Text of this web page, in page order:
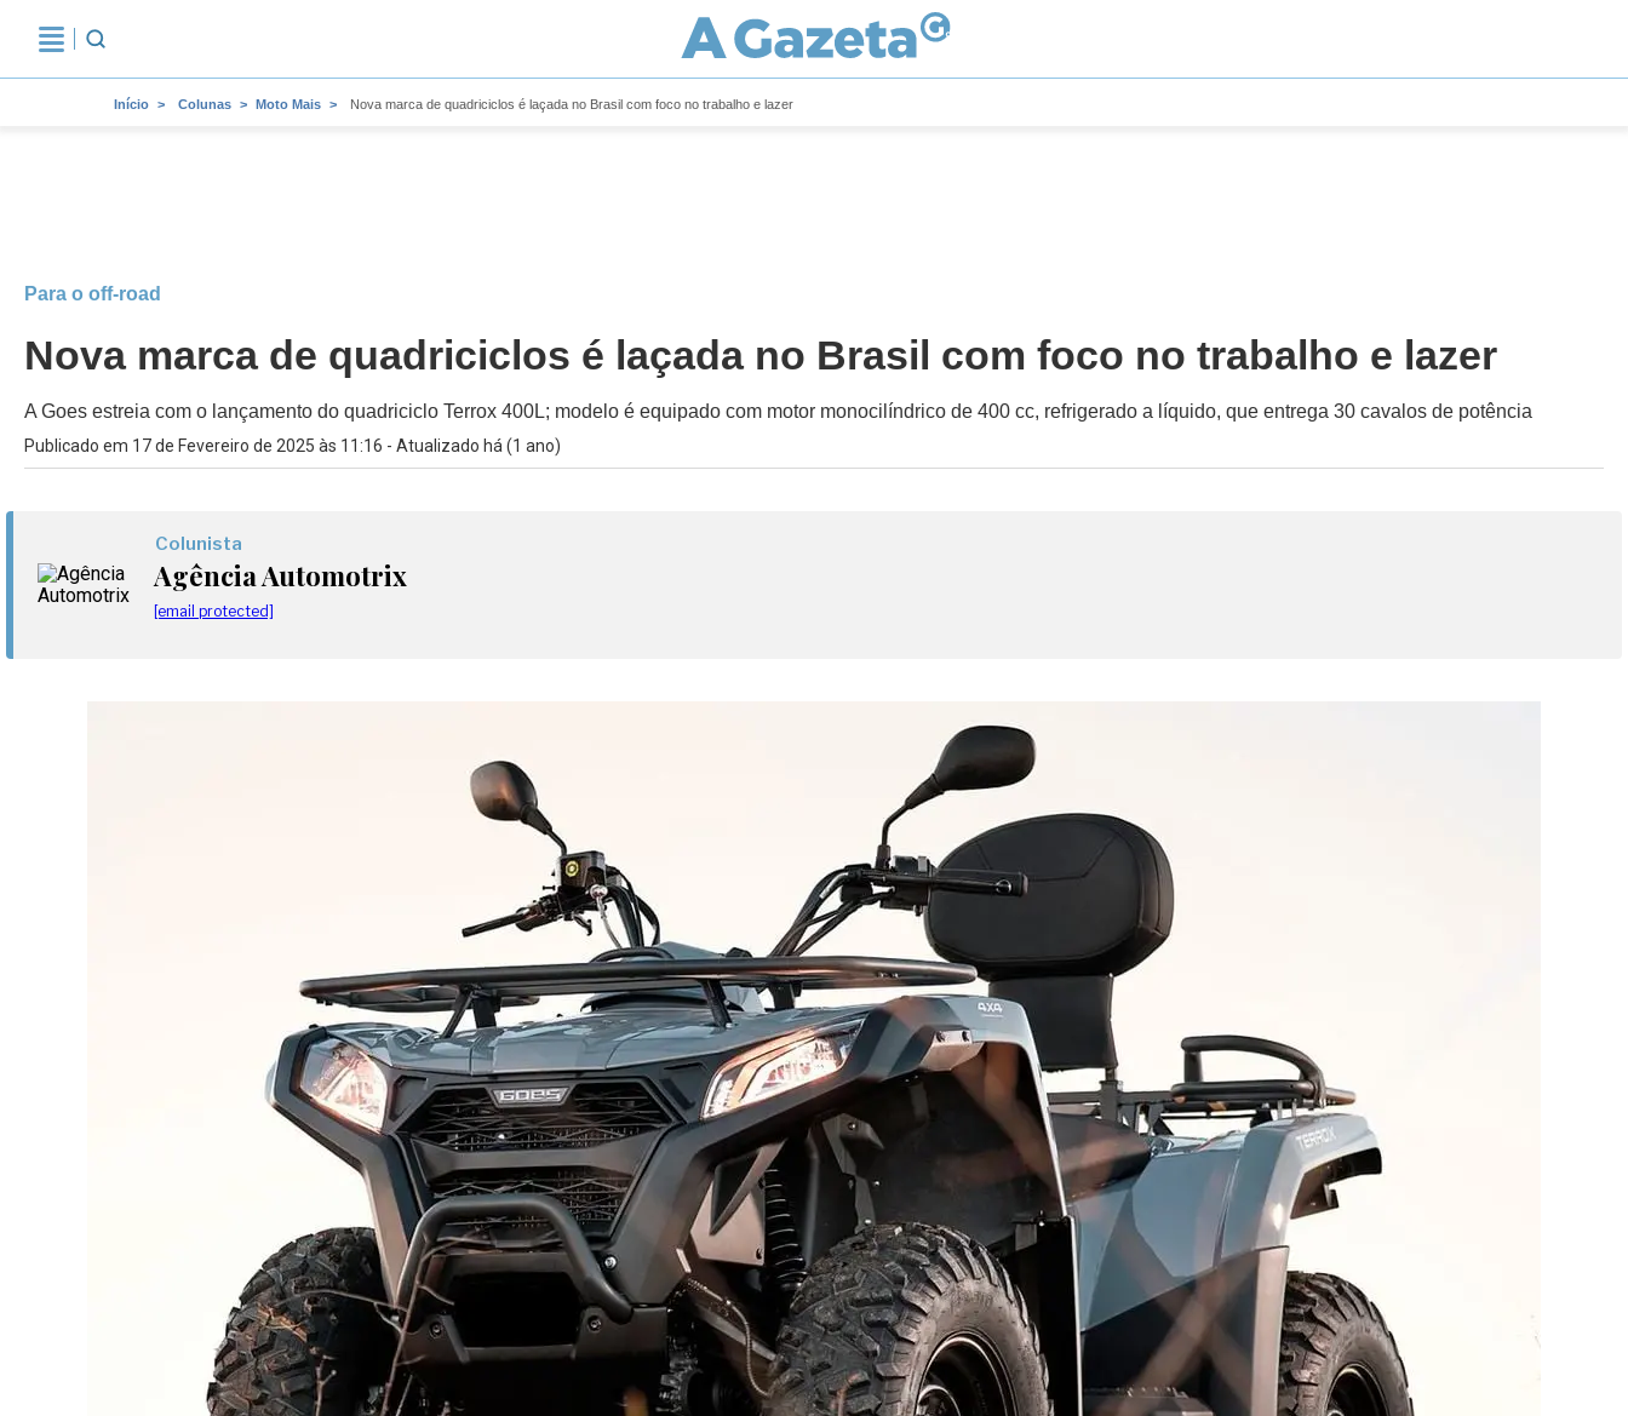
Início Colunas Moto Mais Nova marca de quadriciclos é laçada no Brasil com foco no trabalho e lazer
Para o off-road
Nova marca de quadriciclos é laçada no Brasil com foco no trabalho e lazer
A Goes estreia com o lançamento do quadriciclo Terrox 400L; modelo é equipado com motor monocilíndrico de 400 cc, refrigerado a líquido, que entrega 30 cavalos de potência
Publicado em 17 de Fevereiro de 2025 às 11:16 - Atualizado há (1 ano)
Colunista
Agência Automotrix
[email protected]